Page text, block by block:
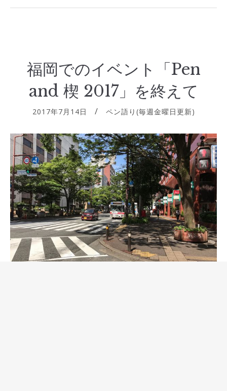
福岡でのイベント「Pen
and 楔 2017」を終えて
2017年7月14日 ペン語り(毎週金曜日更新)